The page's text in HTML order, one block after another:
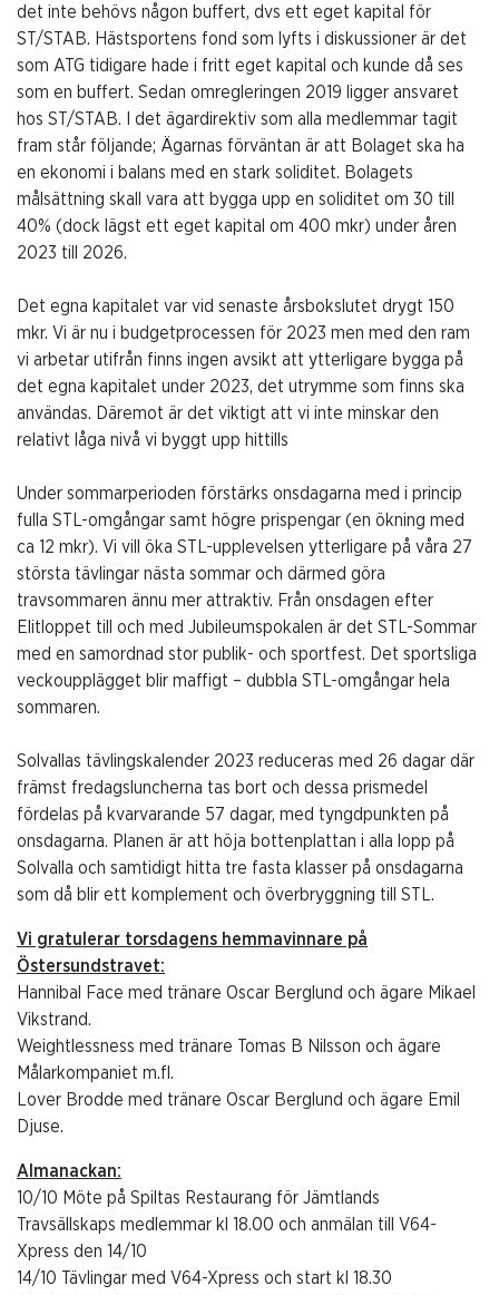
det inte behövs någon buffert, dvs ett eget kapital för
ST/STAB. Hästsportens fond som lyfts i diskussioner är det
som ATG tidigare hade i fritt eget kapital och kunde då ses
som en buffert. Sedan omregleringen 2019 ligger ansvaret
hos ST/STAB. I det ägardirektiv som alla medlemmar tagit
fram står följande; Ägarnas förväntan är att Bolaget ska ha
en ekonomi i balans med en stark soliditet. Bolagets
målsättning skall vara att bygga upp en soliditet om 30 till
40% (dock lägst ett eget kapital om 400 mkr) under åren
2023 till 2026.
Det egna kapitalet var vid senaste årsbokslutet drygt 150
mkr. Vi är nu i budgetprocessen för 2023 men med den ram
vi arbetar utifrån finns ingen avsikt att ytterligare bygga på
det egna kapitalet under 2023, det utrymme som finns ska
användas. Däremot är det viktigt att vi inte minskar den
relativt låga nivå vi byggt upp hittills
Under sommarperioden förstärks onsdagarna med i princip
fulla STL-omgångar samt högre prispengar (en ökning med
ca 12 mkr). Vi vill öka STL-upplevelsen ytterligare på våra 27
största tävlingar nästa sommar och därmed göra
travsommaren ännu mer attraktiv. Från onsdagen efter
Elitloppet till och med Jubileumspokalen är det STL-Sommar
med en samordnad stor publik- och sportfest. Det sportsliga
veckoupplägget blir maffigt – dubbla STL-omgångar hela
sommaren.
Solvallas tävlingskalender 2023 reduceras med 26 dagar där
främst fredagsluncherna tas bort och dessa prismedel
fördelas på kvarvarande 57 dagar, med tyngdpunkten på
onsdagarna. Planen är att höja bottenplattan i alla lopp på
Solvalla och samtidigt hitta tre fasta klasser på onsdagarna
som då blir ett komplement och överbryggning till STL.
Vi gratulerar torsdagens hemmavinnare på
Östersundstravet:
Hannibal Face med tränare Oscar Berglund och ägare Mikael
Vikstrand.
Weightlessness med tränare Tomas B Nilsson och ägare
Målarkompaniet m.fl.
Lover Brodde med tränare Oscar Berglund och ägare Emil
Djuse.
Almanackan:
10/10 Möte på Spiltas Restaurang för Jämtlands
Travsällskaps medlemmar kl 18.00 och anmälan till V64-
Xpress den 14/10
14/10 Tävlingar med V64-Xpress och start kl 18.30